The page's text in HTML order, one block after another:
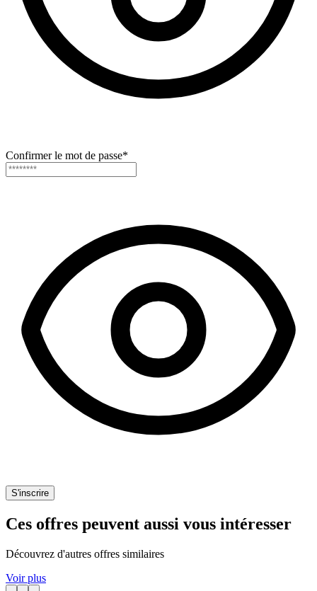
Confirmer le mot de passe*
S'inscrire
Ces offres peuvent aussi vous intéresser
Découvrez d'autres offres similaires
Voir plus